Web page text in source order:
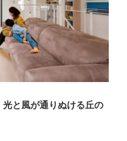
光と風が通りぬける丘の